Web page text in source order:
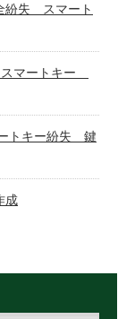
失 スマート
マートキー
キー紛失 鍵
成